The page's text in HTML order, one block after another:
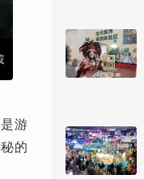
游
的